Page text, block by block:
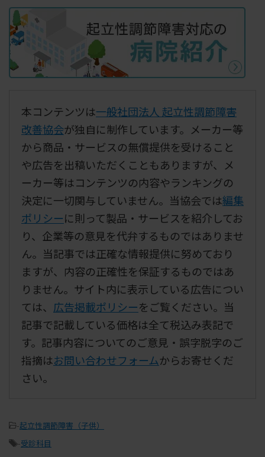
本コンテンツは一般社団法人 起立性調節障害
改善協会が独自に制作しています。メーカー等
から商品・サービスの無償提供を受けること
や広告を出稿いただくこともありますが、メ
ーカー等はコンテンツの内容やランキングの
決定に一切関与していません。当協会では編集
ポリシーに則って製品・サービスを紹介してお
り、企業等の意見を代弁するものではありませ
ん。当記事では正確な情報提供に努めており
ますが、内容の正確性を保証するものではあ
りません。サイト内に表示している広告につい
ては、 広告掲載ポリシーをご覧ください。当
記事で記載している価格は全て税込み表記で
す。記事内容についてのご意見・誤字脱字のご
指摘はお問い合わせフォームからお寄せくだ
さい。
-起立性調節障害（子供）
-受診科目